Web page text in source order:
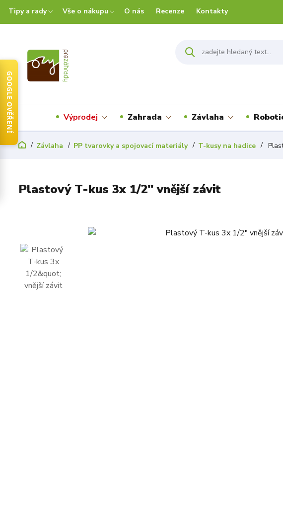
Tipy a rady Vše o nákupu O nás Recenze Kontakty
Výprodej Zahrada Závlaha
Závlaha PP tvarovky a spojovací materiály T-kusy na hadice
Plastový T-kus 3x 1/2" vnější závit
GOOGLE OVĚŘENÍ